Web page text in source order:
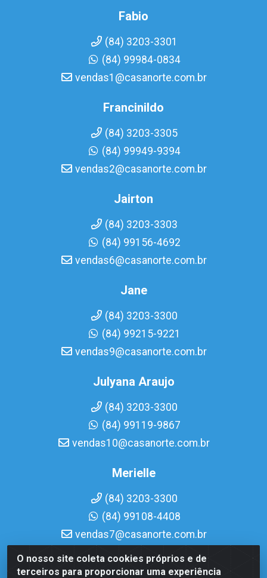
O nosso site coleta cookies próprios e de
terceiros para proporcionar uma experiência
Fabio
(84) 3203-3301
(84) 99984-0834
vendas1@casanorte.com.br
Francinildo
(84) 3203-3305
(84) 99949-9394
vendas2@casanorte.com.br
Jairton
(84) 3203-3303
(84) 99156-4692
vendas6@casanorte.com.br
Jane
(84) 3203-3300
(84) 99215-9221
vendas9@casanorte.com.br
Julyana Araujo
(84) 3203-3300
(84) 99119-9867
vendas10@casanorte.com.br
Merielle
(84) 3203-3300
(84) 99108-4408
vendas7@casanorte.com.br
Casa Norte LTDA - Av. Interventor Mário Câmara, 1815 -